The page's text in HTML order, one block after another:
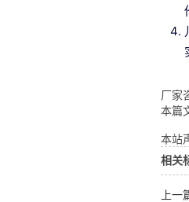
厂家
本篇
本站
相关
上